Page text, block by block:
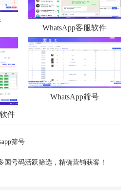
WhatsApp客服软件
件
WhatsApp筛号
筛号
国号码活跃筛选，精确营销获客！